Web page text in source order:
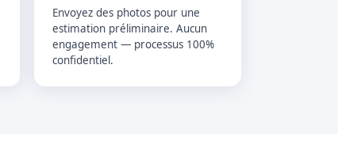
Envoyez des photos pour une
estimation préliminaire. Aucun
engagement — processus 100%
confidentiel.